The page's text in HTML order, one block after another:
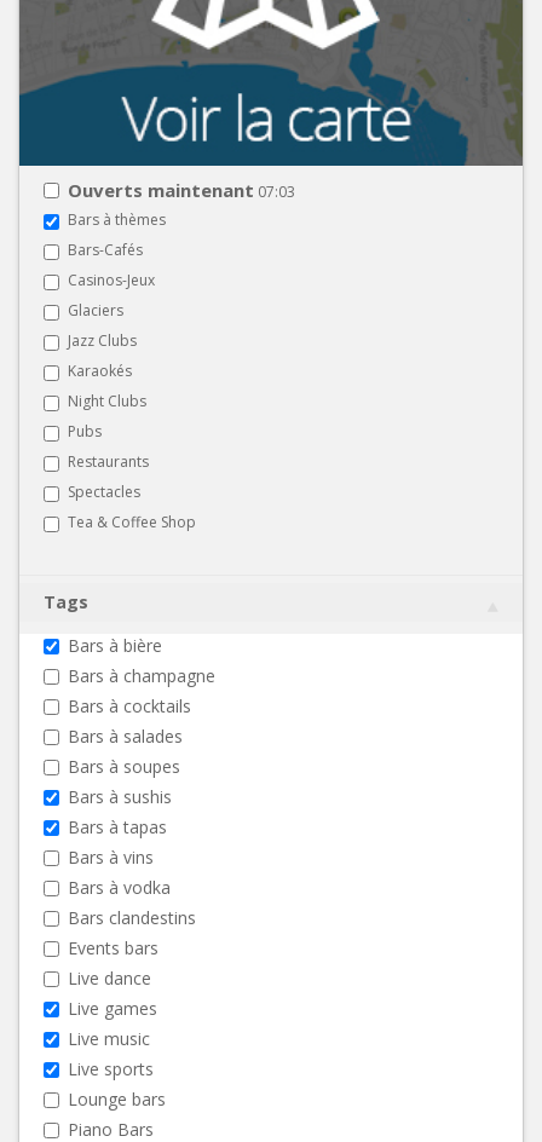
Ouverts maintenant 07:03
Bars à thèmes
Bars-Cafés
Casinos-Jeux
Glaciers
Jazz Clubs
Karaokés
Night Clubs
Pubs
Restaurants
Spectacles
Tea & Coffee Shop
Tags
Bars à bière
Bars à champagne
Bars à cocktails
Bars à salades
Bars à soupes
Bars à sushis
Bars à tapas
Bars à vins
Bars à vodka
Bars clandestins
Events bars
Live dance
Live games
Live music
Live sports
Lounge bars
Piano Bars